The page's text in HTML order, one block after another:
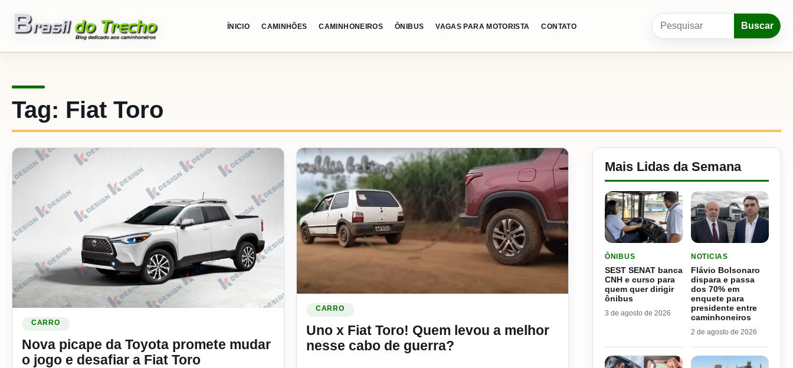
ÍNICIO CAMINHÕES CAMINHONEIROS ÔNIBUS VAGAS PARA MOTORISTA CONTATO
Pesquisar por:
Buscar
Tag: Fiat Toro
Ler materia: Nova picape da Toyota promete mudar o jogo e desafiar a Fiat Toro
CARRO
Nova picape da Toyota promete mudar
o jogo e desafiar a Fiat Toro
CARRO
Uno x Fiat Toro! Quem levou a melhor
nesse cabo de guerra?
Mais Lidas da Semana
ÔNIBUS
SEST SENAT banca
CNH e curso para
quem quer dirigir
ônibus
3 de agosto de 2026
NOTICIAS
Flávio Bolsonaro
dispara e passa
dos 70% em
enquete para
presidente entre
caminhoneiros
2 de agosto de 2026